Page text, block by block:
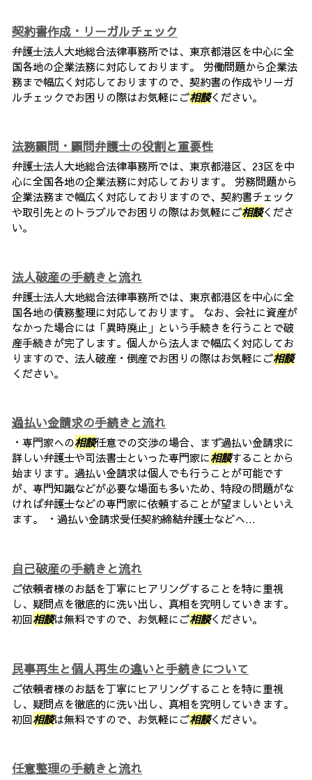
契約書作成・リーガルチェック
弁護士法人大地総合法律事務所では、東京都港区を中心に全
国各地の企業法務に対応しております。 労働問題から企業法
務まで幅広く対応しておりますので、契約書の作成やリーガ
ルチェックでお困りの際はお気軽にご相談ください。
法務顧問・顧問弁護士の役割と重要性
弁護士法人大地総合法律事務所では、東京都港区、23区を中
心に全国各地の企業法務に対応しております。 労務問題から
企業法務まで幅広く対応しておりますので、契約書チェック
や取引先とのトラブルでお困りの際はお気軽にご相談くださ
い。
法人破産の手続きと流れ
弁護士法人大地総合法律事務所では、東京都港区を中心に全
国各地の債務整理に対応しております。 なお、会社に資産が
なかった場合には「異時廃止」という手続きを行うことで破
産手続きが完了します。個人から法人まで幅広く対応してお
りますので、法人破産・倒産でお困りの際はお気軽にご相談
ください。
過払い金請求の手続きと流れ
・専門家への相談任意での交渉の場合、まず過払い金請求に
詳しい弁護士や司法書士といった専門家に相談することから
始まります。過払い金請求は個人でも行うことが可能です
が、専門知識などが必要な場面も多いため、特段の問題がな
ければ弁護士などの専門家に依頼することが望ましいといえ
ます。 ・過払い金請求受任契約締結弁護士などへ...
自己破産の手続きと流れ
ご依頼者様のお話を丁寧にヒアリングすることを特に重視
し、疑問点を徹底的に洗い出し、真相を究明していきます。
初回相談は無料ですので、お気軽にご相談ください。
民事再生と個人再生の違いと手続きについて
ご依頼者様のお話を丁寧にヒアリングすることを特に重視
し、疑問点を徹底的に洗い出し、真相を究明していきます。
初回相談は無料ですので、お気軽にご相談ください。
任意整理の手続きと流れ